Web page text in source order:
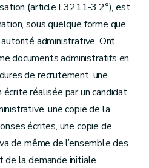
(article L3211-3,2°), est
sous quelque forme que
administrative. Ont
documents administratifs en
de recrutement, une
écrite réalisée par un candidat
une copie de la
écrites, une copie de
de même de l’ensemble des
de la demande initiale.